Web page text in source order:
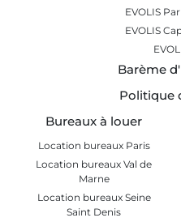
EVOLIS
EVOLIS
Barème
Politique
Bureaux à louer
Location bureaux Paris
Location bureaux Val de
Marne
Location bureaux Seine
Saint Denis